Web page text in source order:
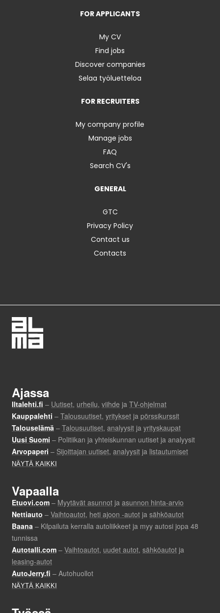
FOR APPLICANTS
My CV
Find jobs
Discover companies
Selaa työluetteloa
FOR RECRUITERS
My company profile
Manage jobs
FAQ
Search CV's
GENERAL
GTC
Privacy Policy
Contact us
Contacts